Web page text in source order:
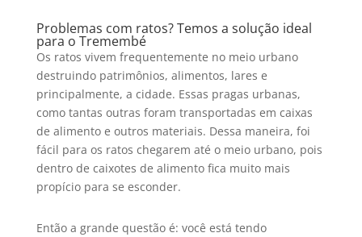
Problemas com ratos? Temos a solução ideal
para o Tremembé
Os ratos vivem frequentemente no meio urbano
destruindo patrimônios, alimentos, lares e
principalmente, a cidade. Essas pragas urbanas,
como tantas outras foram transportadas em caixas
de alimento e outros materiais. Dessa maneira, foi
fácil para os ratos chegarem até o meio urbano, pois
dentro de caixotes de alimento fica muito mais
propício para se esconder.
Então a grande questão é: você está tendo